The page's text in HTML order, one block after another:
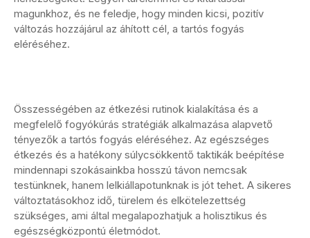
magunkhoz, és ne feledje, hogy minden kicsi, pozitív
változás hozzájárul az áhított cél, a tartós fogyás
eléréséhez.
Összességében az étkezési rutinok kialakítása és a
megfelelő fogyókúrás stratégiák alkalmazása alapvető
tényezők a tartós fogyás eléréséhez. Az egészséges
étkezés és a hatékony súlycsökkentő taktikák beépítése
mindennapi szokásainkba hosszú távon nemcsak
testünknek, hanem lelkiállapotunknak is jót tehet. A sikeres
változtatásokhoz idő, türelem és elkötelezettség
szükséges, ami által megalapozhatjuk a holisztikus és
egészségközpontú életmódot.